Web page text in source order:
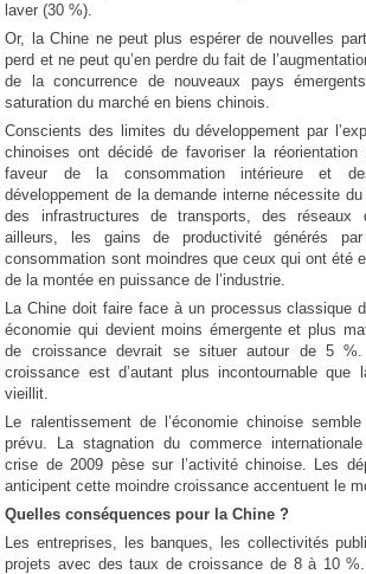
laver (30 %).
Or, la Chine ne peut plus espérer de nouvelles
perd et ne peut qu’en perdre du fait de
de la concurrence de nouveaux pays
saturation du marché en biens chinois.
Conscients des limites du développement par
chinoises ont décidé de favoriser la
faveur de la consommation intérieure et
développement de la demande interne nécessite
des infrastructures de transports, des
ailleurs, les gains de productivité générés
consommation sont moindres que ceux qui ont été
de la montée en puissance de l’industrie.
La Chine doit faire face à un processus classique
économie qui devient moins émergente et plus
de croissance devrait se situer autour de 5
croissance est d’autant plus incontournable que
vieillit.
Le ralentissement de l’économie chinoise
prévu. La stagnation du commerce
crise de 2009 pèse sur l’activité chinoise. Les
anticipent cette moindre croissance accentuent le
Quelles conséquences pour la Chine ?
Les entreprises, les banques, les collectivités
projets avec des taux de croissance de 8 à 10